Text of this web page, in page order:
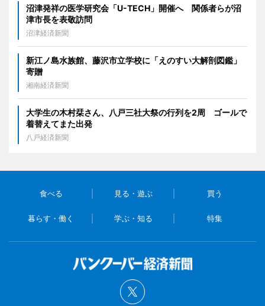
沼津発祥の医学研究会「U-TECH」開催へ 関係者らが沼
津市長を表敬訪問
沼津経済新聞
新江ノ島水族館、藤沢市立学校に「えのすい大解剖図鑑」
寄贈
湘南経済新聞
大学生の木村栞さん、八戸三社大祭の行列を2周 ゴールで
着替えてまた出発
八戸経済新聞
食べる 見る・遊ぶ 買う
暮らす・働く 学ぶ・知る 特集